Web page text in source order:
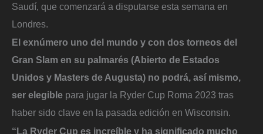
Saudí, que comenzará a disputarse esta semana en
Londres.
El exnúmero uno del mundo y con dos torneos del
Gran Slam en su palmarés (Abierto de Estados
Unidos y Masters de Augusta) no podrá, así mismo,
ser elegible para jugar la Ryder Cup Roma 2023 tras
haber sido clave en la pasada edición en Wisconsin.
“La Ryder Cup es increíble y ha significado mucho